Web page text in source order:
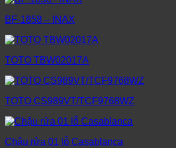
BF-1858 – INAX
TOTO TBW02017A
TOTO CS989VT/TCF9768WZ
Chậu rửa 01 lỗ Casablanca